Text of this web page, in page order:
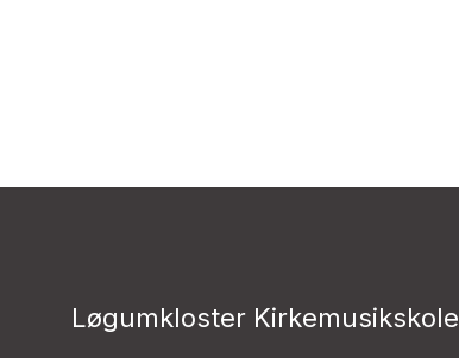
Løgumkloster Kirkemusikskole